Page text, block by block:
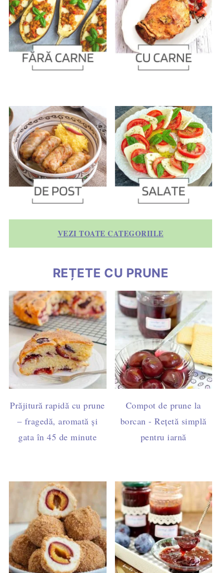
VEZI TOATE CATEGORIILE
REȚETE CU PRUNE
Prăjitură rapidă cu prune
– fragedă, aromată și
gata în 45 de minute
Compot de prune la
borcan - Rețetă simplă
pentru iarnă